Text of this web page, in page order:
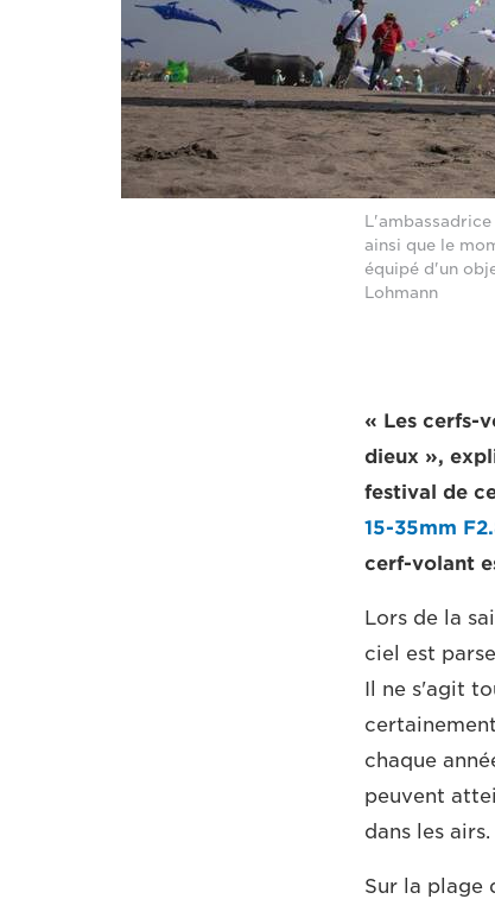
ainsi que le
équipé d'un
Lohmann
« Les cerfs-
dieux »,
festival de
15-35mm
cerf-volant
Lors de la
ciel est
Il ne s'agit
chaque
peuvent
dans les airs.
Sur la plage